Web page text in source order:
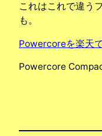
これはこれで違う
も。
Powercoreを楽天
Powercore